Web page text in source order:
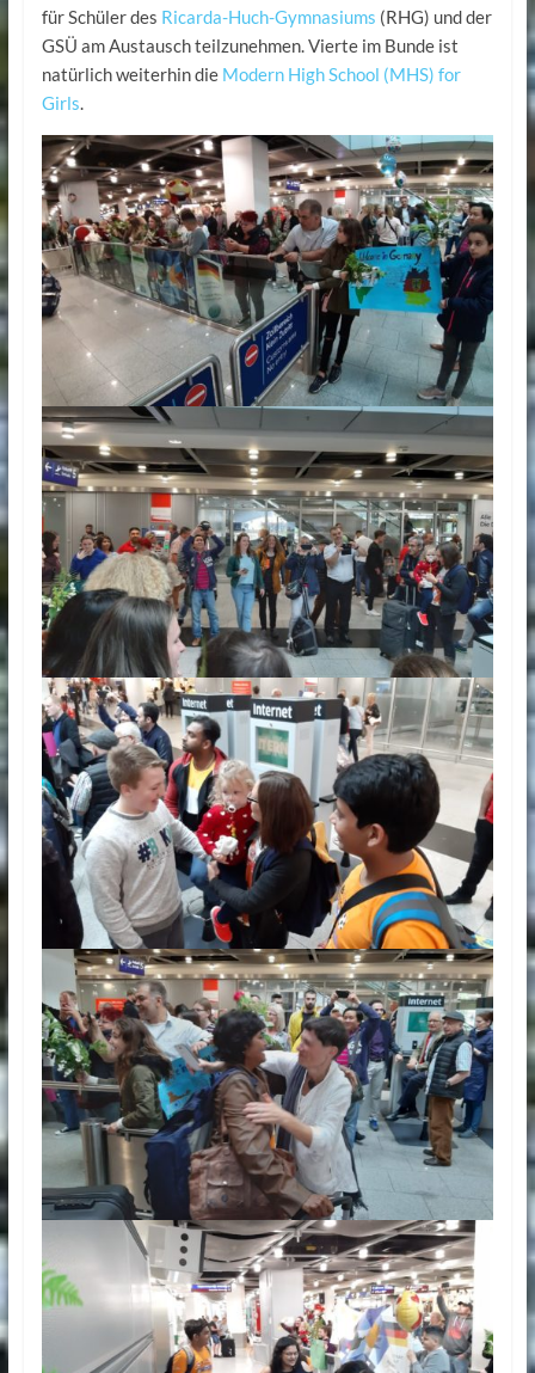
für Schüler des Ricarda-Huch-Gymnasiums (RHG) und der
GSÜ am Austausch teilzunehmen. Vierte im Bunde ist
natürlich weiterhin die Modern High School (MHS) for
Girls.